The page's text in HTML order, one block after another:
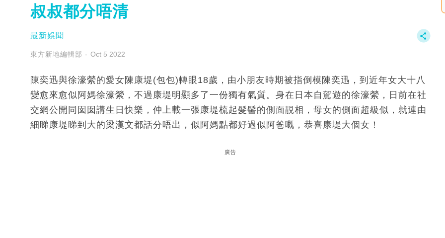
叔叔都分唔清
最新娛聞
東方新地編輯部 Oct 5 2022
陳奕迅與徐濠縈的愛女陳康堤(包包)轉眼18歲，由小朋友時期被指倒模陳奕迅，到近年女大十八
變愈來愈似阿媽徐濠縈，不過康堤明顯多了一份獨有氣質。身在日本自駕遊的徐濠縈，日前在社
交網公開同囡囡講生日快樂，仲上載一張康堤梳起髮髻的側面靚相，母女的側面超級似，就連由
細睇康堤睇到大的梁漢文都話分唔出，似阿媽點都好過似阿爸嘅，恭喜康堤大個女！
廣告